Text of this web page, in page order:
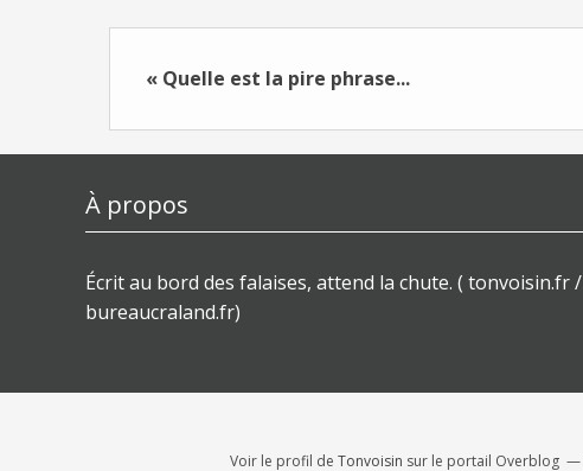
« Quelle est la pire phrase...
À propos
Écrit au bord des falaises, attend la chute. ( tonvoisin.fr /
bureaucraland.fr)
Voir le profil de Tonvoisin sur le portail Overblog